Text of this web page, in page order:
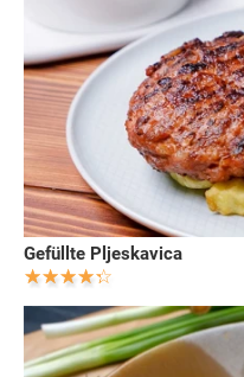
Gefüllte Pljeskavica